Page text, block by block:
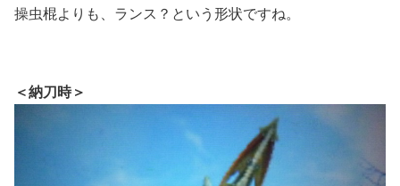
操虫棍よりも、ランス？という形状ですね。
＜納刀時＞